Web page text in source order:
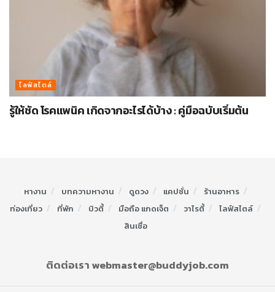
ไลฟ์สไตล์
รู้ให้ชัด โรคแพนิค เกิดจากอะไรได้บ้าง : คู่มือฉบับเริ่มต้น
หางาน บทความหางาน ดูดวง แคปชั่น
ร้านอาหาร
ท่องเที่ยว
ที่พัก บิวตี้ มือถือ แกดเจ็ต วาไรตี้
ไลฟ์สไตล์
สินเชื่อ
ติดต่อเรา webmaster@buddyjob.com